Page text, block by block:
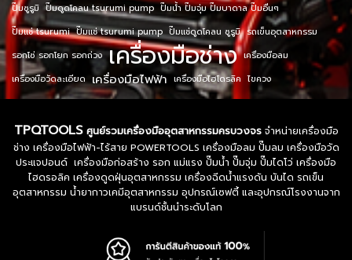
ปั๊มซูรูมิ ปั๊มดูดโคลน tsurumi pump ปั๊มน้ำ ปั๊มจุ่ม ปั๊มบาดาล ปั๊มอื่นๆ
ปั๊มแช่ tsurumi ปั๊มแช่ tsurumi pump ปั๊มแช่ดูดโคลน ซูรูมิ รถเข็นอุตสาหกรรม
รอกโซ่ รอกโยก รอกถ่วง เครื่องมือช่าง เครื่องมือลม
เครื่องมือวัดละเอียด เครื่องมือไฟฟ้า เครื่องมือไฮโดรลิค ไขควง
TPQTOOLS ศูนย์รวมเครื่องมืออุตสาหกรรมครบวงจรจำหน่ายเครื่องมือ
ช่าง เครื่องมือไฟฟ้า-ไร้สาย POWERTOOLS เครื่องมือลม ปั๊มลม เครื่องมือวัด
ประแจปอนด์ เครื่องมือก่อสร้าง รอก แม่แรง ปั๊มน้ำ ปั๊มจุ่ม ปั๊มไดโว่ เครื่องมือ
ไฮดรอลิค เครื่องดูดฝุ่นอุตสาหกรรม เครื่องฉีดน้ำแรงดัน บันได รถเข็น
อุตสาหกรรม น้ำยากาวเคมีอุตสาหกรรม อุปกรณ์เซฟตี้ และอุปกรณ์โรงงานจาก
แบรนด์ชั้นนำระดับโลก